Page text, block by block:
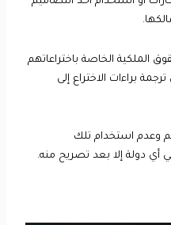
الخاصة باختراعاتهم
براءات الاختراع إلى
وعدم استخدام تلك
أي دولة إلا بعد تصريح منه.